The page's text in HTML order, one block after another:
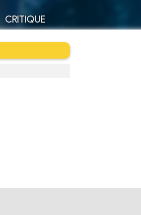
CRITIQUE